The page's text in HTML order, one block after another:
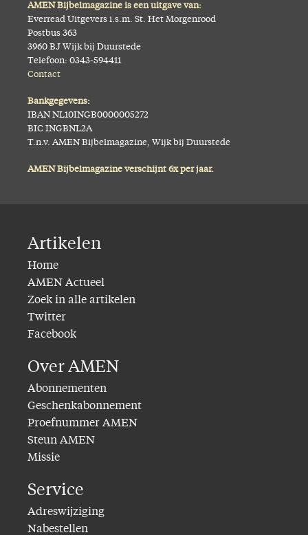
AMEN Bijbelmagazine is een uitgave van:
Everread Uitgevers i.s.m. St. Het Morgenrood
Postbus 363
3960 BJ Wijk bij Duurstede
Telefoon: 0343-594411
Contact
Bankgegevens:
IBAN NL10INGB0000005272
BIC INGBNL2A
T.n.v. AMEN Bijbelmagazine, Wijk bij Duurstede
AMEN Bijbelmagazine verschijnt 6x per jaar.
Artikelen
Home
AMEN Actueel
Zoek in alle artikelen
Twitter
Facebook
Over AMEN
Abonnementen
Geschenkabonnement
Proefnummer AMEN
Steun AMEN
Missie
Service
Adreswijziging
Nabestellen